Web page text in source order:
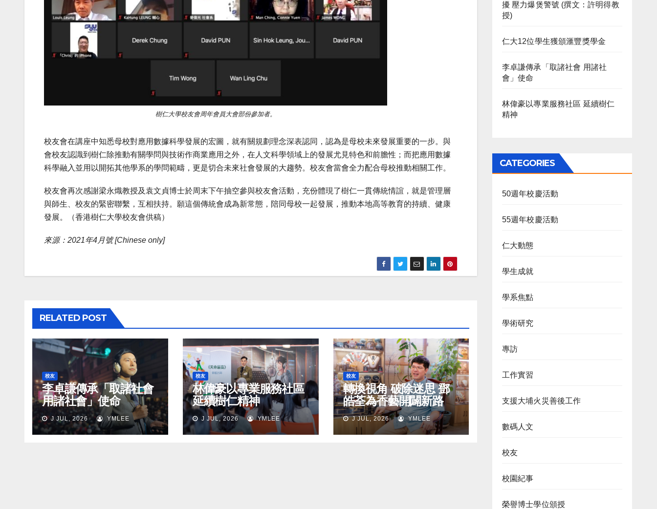
樹仁大學校友會周年會員大會部份參加者。
校友會在講座中知悉母校對應用數據科學發展的宏圖，就有關規劃理念深表認同，認為是母校未來發展重要的一步。與
會校友認識到樹仁除推動有關學問與技術作商業應用之外，在人文科學領域上的發展尤見特色和前膽性；而把應用數據
科學融入並用以開拓其他學系的學問範疇，更是切合未來社會發展的大趨勢。校友會當會全力配合母校推動相關工作。
校友會再次感謝梁永熾教授及袁文貞博士於周末下午抽空參與校友會活動，充份體現了樹仁一貫傳統情誼，就是管理層
與師生、校友的緊密聯繫，互相扶持。願這個傳統會成為新常態，陪同母校一起發展，推動本地高等教育的持續、健康
發展。（香港樹仁大學校友會供稿）
來源：2021年4月號 [Chinese only]
RELATED POST
校友
李卓謙傳承「取諸社會
用諸社會」使命
J JUL, 2026 YMLEE
校友
林偉豪以專業服務社區
延續樹仁精神
J JUL, 2026 YMLEE
校友
轉換視角 破除迷思 鄧
皓荃為香藝開闢新路
J JUL, 2026 YMLEE
擾 壓力爆煲警號 (撰文：許明得教
授)
仁大12位學生獲頒滙豐獎學金
李卓謙傳承「取諸社會 用諸社
會」使命
林偉豪以專業服務社區 延續樹仁
精神
CATEGORIES
50週年校慶活動
55週年校慶活動
仁大動態
學生成就
學系焦點
學術研究
專訪
工作實習
支援大埔火災善後工作
數碼人文
校友
校園紀事
榮譽博士學位頒授